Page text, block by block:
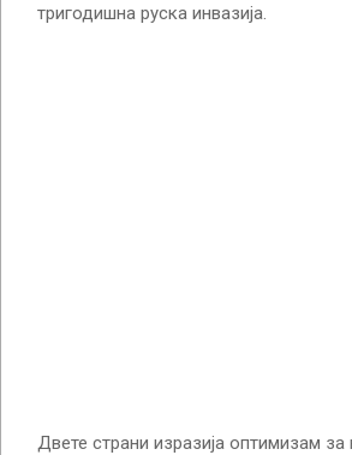
тригодишна руска инвазија.
Двете страни изразија оптимизам